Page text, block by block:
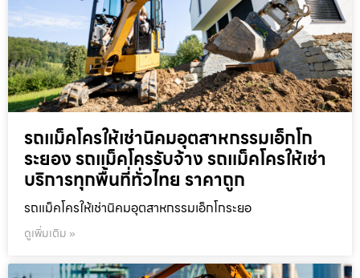
รถแม็คโครให้เช่านิคมอุตสาหกรรมเอ็กโก
ระยอง รถแม็คโครรับจ้าง รถแม็คโครให้เช่า
บริการทุกพื้นที่ทั่วไทย ราคาถูก
รถแม็คโครให้เช่านิคมอุตสาหกรรมเอ็กโกระยอ
ดูเพิ่มเติม »